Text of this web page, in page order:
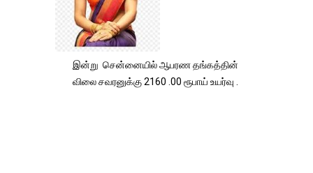
இன்று சென்னையில் ஆபரண தங்கத்தின்
விலை சவரனுக்கு 2160 .00 ரூபாய் உயர்வு .